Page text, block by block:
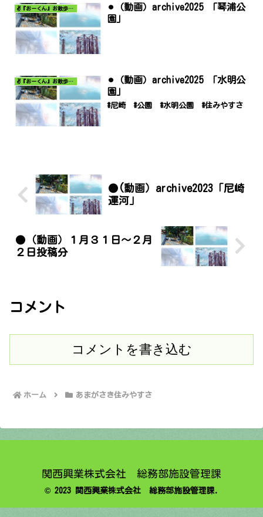
✌️『おーくん』お散歩日記〜どんな出会いがあるだろう〜
⚫︎（動画）archive2025 「琴浦公
園」
✌️『おーくん』お散歩日記〜どんな出会いがあるだろう〜
⚫︎（動画）archive2025 「水明公
園」
#尼崎 #公園 #水明公園 #住みやすさ
●(動画）archive2023「尼崎
運河」
●（動画）１月３１日～２月
２日投稿分
コメント
コメントを書き込む
ホーム あまがさき住みやすさ
関西興業株式会社 総務部施設管理課
© 2023 関西興業株式会社 総務部施設管理課.